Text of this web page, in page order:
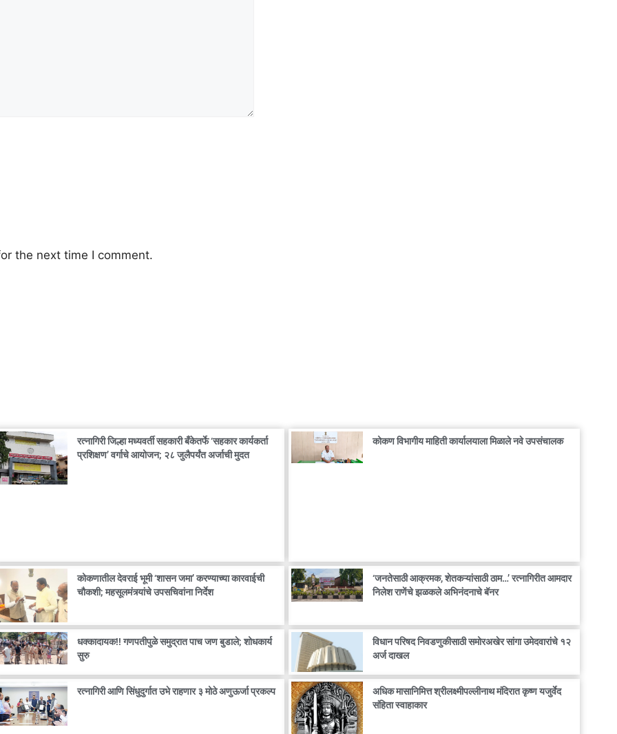
the next time I comment.
रत्नागिरी जिल्हा मध्यवर्ती सहकारी बँकेतर्फे ‘सहकार कार्यकर्ता
प्रशिक्षण’ वर्गाचे आयोजन; २८ जुलैपर्यंत अर्जाची मुदत
कोकण विभागीय माहिती कार्यालयाला मिळाले नवे उपसंचालक
कोकणातील देवराई भूमी ‘शासन जमा’ करण्याच्या कारवाईची
चौकशी; महसूलमंत्र्यांचे उपसचिवांना निर्देश
‘जनतेसाठी आक्रमक, शेतकऱ्यांसाठी ठाम…’ रत्नागिरीत आमदार
निलेश राणेंचे झळकले अभिनंदनाचे बॅनर
धक्कादायक!! गणपतीपुळे समुद्रात पाच जण बुडाले; शोधकार्य
सुरु
विधान परिषद निवडणुकीसाठी समोरअखेर सांगा उमेदवारांचे १२
अर्ज दाखल
रत्नागिरी आणि सिंधुदुर्गात उभे राहणार ३ मोठे अणुऊर्जा प्रकल्प
अधिक मासानिमित्त श्रीलक्ष्मीपल्लीनाथ मंदिरात कृष्ण यजुर्वेद
संहिता स्वाहाकार